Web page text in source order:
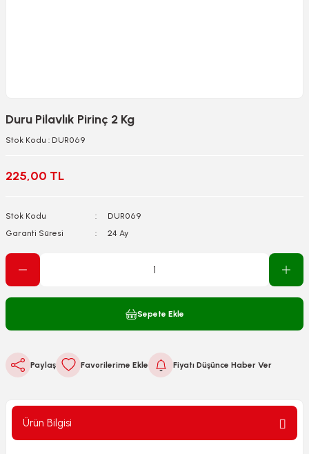
Duru Pilavlık Pirinç 2 Kg
Stok Kodu : DUR069
225,00 TL
Stok Kodu
DUR069
Garanti Süresi
24 Ay
Sepete Ekle
Paylaş Fiyatı Düşünce Haber Ver
Ürün Bilgisi